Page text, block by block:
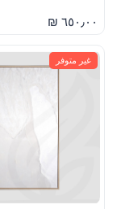
٦٥٠٫٠٠ ₪
غير متوفر